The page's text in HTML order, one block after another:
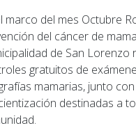
marco del mes Octubre
del cáncer de
de San Lorenzo
gratuitos de
mamarias, junto
destinadas a